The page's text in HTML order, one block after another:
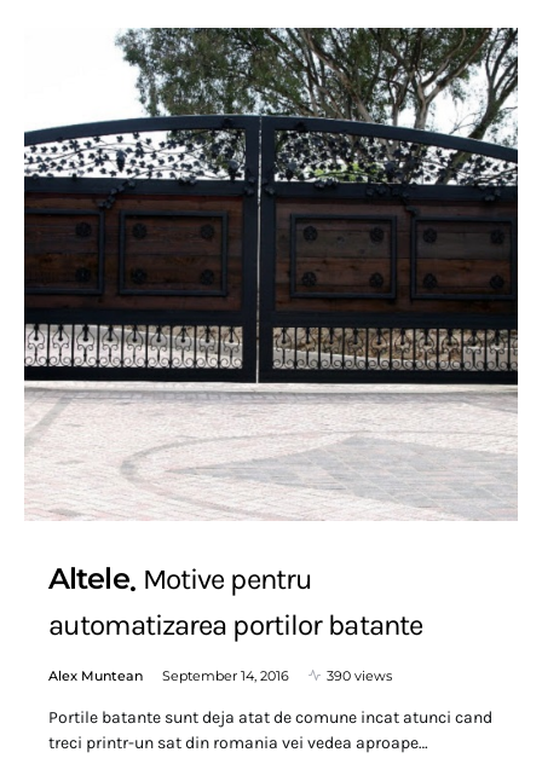
Altele Motive pentru
automatizarea portilor batante
Alex Muntean September 14, 2016 390 views
Portile batante sunt deja atat de comune incat atunci cand
treci printr-un sat din romania vei vedea aproape…